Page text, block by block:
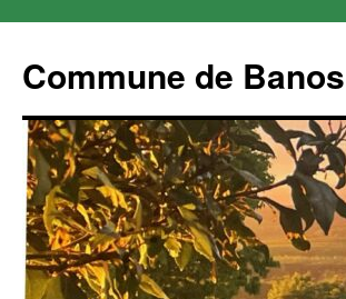
Commune de Banos